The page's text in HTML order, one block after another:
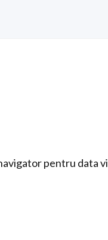
pentru data